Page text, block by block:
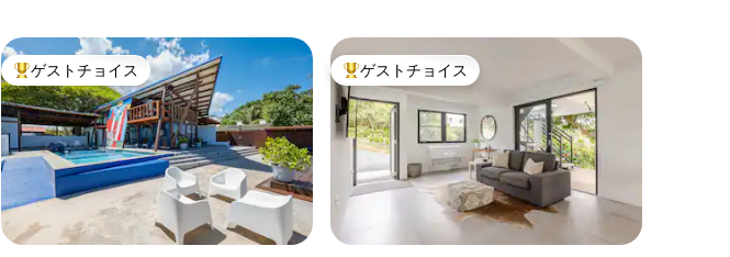
大好評のゲストチョイスです。
ゲストチョイス 大好評のゲストチョイスです。
ゲストチョイス